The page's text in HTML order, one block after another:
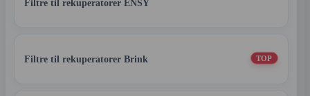
Filtre til rekuperatorer ENSY
Filtre til rekuperatorer Brink TOP